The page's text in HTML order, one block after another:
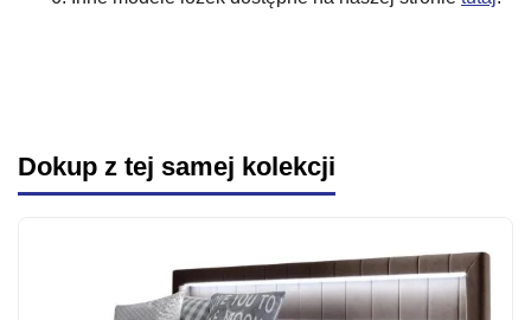
Dokup z tej samej kolekcji